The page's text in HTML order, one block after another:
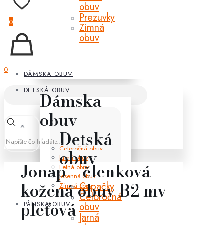
obuv
Prezuvky
Zimná
obuv
DÁMSKA OBUV
Dámska
obuv
Celoročná obuv
Jarná obuv
Letná obuv
Jesenná obuv
Zimná obuv
PÁNSKA OBUV
0
0
DETSKÁ OBUV
Detská
obuv
Capačky
Celoročná
obuv
Jarná
✕
Jonap – členková
kožená obuv B2 mv
pleťová